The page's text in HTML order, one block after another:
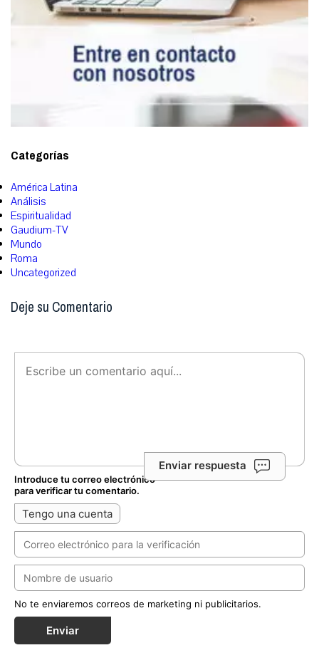
Categorías
América Latina
Análisis
Espiritualidad
Gaudium-TV
Mundo
Roma
Uncategorized
Deje su Comentario
Enviar respuesta
Introduce tu correo electrónico
para verificar tu comentario.
Tengo una cuenta
No te enviaremos correos de marketing ni publicitarios.
Enviar